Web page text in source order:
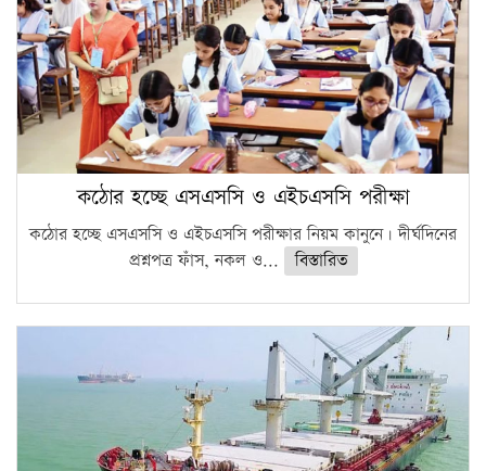
কঠোর হচ্ছে এসএসসি ও এইচএসসি পরীক্ষা
কঠোর হচ্ছে এসএসসি ও এইচএসসি পরীক্ষার নিয়ম কানুনে। দীর্ঘদিনের
প্রশ্নপত্র ফাঁস, নকল ও...
বিস্তারিত